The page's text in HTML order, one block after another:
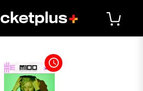
access_time